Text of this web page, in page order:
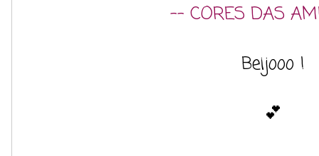
-- CORES DAS
Beijooo !
💕